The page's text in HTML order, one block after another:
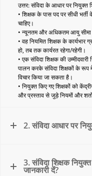
उत्तर: संविदा के आधार पर नियुक्त
• शिक्षक के पास पद पर सीधी भर्ती
चाहिए।
• न्यूनतम और अधिकतम आयु सीमा
• वह नियमित शिक्षक के
हो, तब तक कार्यरत रहेगा/रहेगी।
• एक संविदा शिक्षक की
पालन करके संविदा शिक्षकों के रूप
विचार किया जा सकता है।
• नियुक्त किए गए शिक्षकों को केंद्रीय
और प्रस्ताव से जुड़े नियमों और
2. संविदा आधार पर
3. संविदा शिक्षक
जानकारी दें?